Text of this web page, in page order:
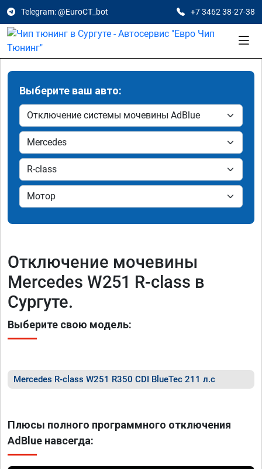
Telegram: @EuroCT_bot +7 3462 38-27-38
Выберите ваш авто:
Отключение мочевины
Mercedes W251 R-class в
Сургуте.
Выберите свою модель:
Mercedes R-class W251 R350 CDI BlueTec 211 л.с
Плюсы полного программного отключения
AdBlue навсегда: